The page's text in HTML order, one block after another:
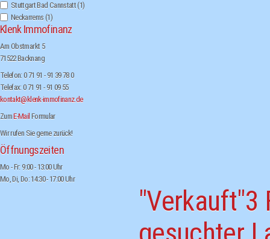
Stuttgart Bad Cannstatt (1)
Neckarrems (1)
Klenk Immofinanz
Am Obstmarkt 5
71522 Backnang
Telefon: 0 71 91 - 91 39 78 0
Telefax: 0 71 91 - 91 09 55
kontakt@klenk-immofinanz.de
ZumE-Mail Formular
Wir rufen Sie gerne zurück!
Öffnungszeiten
Mo - Fr: 9:00 - 13:00 Uhr
Mo, Di, Do: 14:30 - 17:00 Uhr
"Verkauft"3